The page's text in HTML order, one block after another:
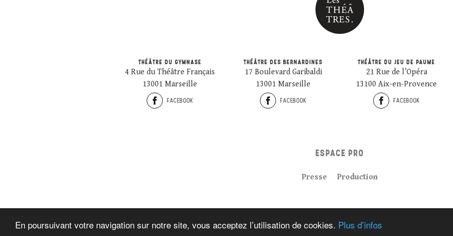
En poursuivant votre navigation sur notre site, vous acceptez l’utilisation de cookies. Plus d’infos
THÉÂTRE DU GYMNASE
4 Rue du Théâtre Français
13001 Marseille
FACEBOOK
THÉÂTRE DES BERNARDINES
17 Boulevard Garibaldi
13001 Marseille
FACEBOOK
THÉÂTRE DU JEU DE PAUME
21 Rue de l’Opéra
13100 Aix-en-Provence
FACEBOOK
ESPACE PRO
Presse Production